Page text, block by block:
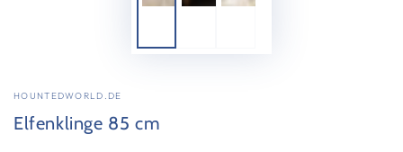
HOUNTEDWORLD.DE
Elfenklinge 85 cm